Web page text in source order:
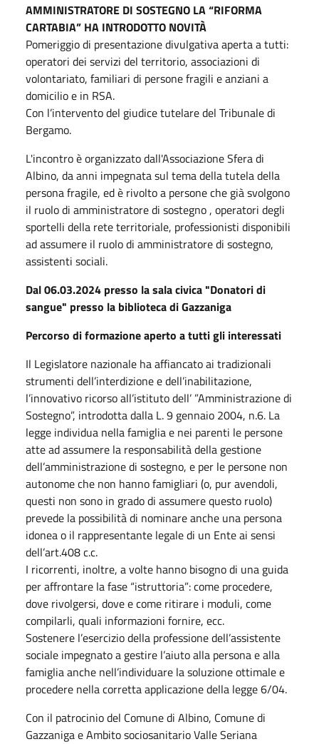
AMMINISTRATORE DI SOSTEGNO LA “RIFORMA
CARTABIA” HA INTRODOTTO NOVITÀ
Pomeriggio di presentazione divulgativa aperta a tutti:
operatori dei servizi del territorio, associazioni di
volontariato, familiari di persone fragili e anziani a
domicilio e in RSA.
Con l’intervento del giudice tutelare del Tribunale di
Bergamo.
L'incontro è organizzato dall'Associazione Sfera di
Albino, da anni impegnata sul tema della tutela della
persona fragile, ed è rivolto a persone che già svolgono
il ruolo di amministratore di sostegno , operatori degli
sportelli della rete territoriale, professionisti disponibili
ad assumere il ruolo di amministratore di sostegno,
assistenti sociali.
Dal 06.03.2024 presso la sala civica "Donatori di
sangue" presso la biblioteca di Gazzaniga
Percorso di formazione aperto a tutti gli interessati
Il Legislatore nazionale ha affiancato ai tradizionali
strumenti dell’interdizione e dell’inabilitazione,
l’innovativo ricorso all’istituto dell’ ”Amministrazione di
Sostegno”, introdotta dalla L. 9 gennaio 2004, n.6. La
legge individua nella famiglia e nei parenti le persone
atte ad assumere la responsabilità della gestione
dell’amministrazione di sostegno, e per le persone non
autonome che non hanno famigliari (o, pur avendoli,
questi non sono in grado di assumere questo ruolo)
prevede la possibilità di nominare anche una persona
idonea o il rappresentante legale di un Ente ai sensi
dell’art.408 c.c.
I ricorrenti, inoltre, a volte hanno bisogno di una guida
per affrontare la fase “istruttoria”: come procedere,
dove rivolgersi, dove e come ritirare i moduli, come
compilarli, quali informazioni fornire, ecc.
Sostenere l’esercizio della professione dell’assistente
sociale impegnato a gestire l’aiuto alla persona e alla
famiglia anche nell’individuare la soluzione ottimale e
procedere nella corretta applicazione della legge 6/04.
Con il patrocinio del Comune di Albino, Comune di
Gazzaniga e Ambito sociosanitario Valle Seriana